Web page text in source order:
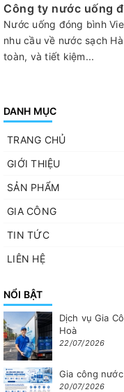
Công ty nước uống
Nước uống đóng bình
nhu cầu về nước sạch
toàn, và tiết kiệm...
DANH MỤC
TRANG CHỦ
GIỚI THIỆU
SẢN PHẨM
GIA CÔNG
TIN TỨC
LIÊN HỆ
NỔI BẬT
Dịch vụ Gia
Hoà
22/07/2026
Gia công
20/07/2026